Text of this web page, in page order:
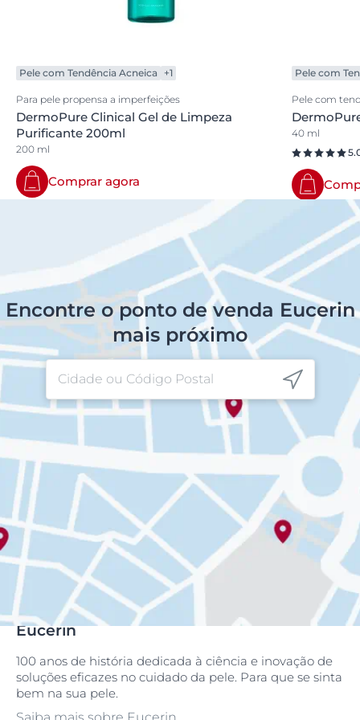
Pele com Tendência Acneica +1
Para pele propensa a imperfeições
DermoPure Clinical Gel de Limpeza
Purificante 200ml
200 ml
Comprar agora
Pele com
Pele com
40 ml
Encontre o ponto de venda Eucerin
mais próximo
Eucerin
100 anos de história dedicada à ciência e inovação de
soluções eficazes no cuidado da pele. Para que se sinta
bem na sua pele.